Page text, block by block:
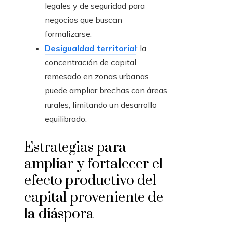
legales y de seguridad para
negocios que buscan
formalizarse.
Desigualdad territorial: la
concentración de capital
remesado en zonas urbanas
puede ampliar brechas con áreas
rurales, limitando un desarrollo
equilibrado.
Estrategias para
ampliar y fortalecer el
efecto productivo del
capital proveniente de
la diáspora